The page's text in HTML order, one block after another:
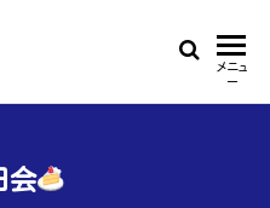
ハ
リ
生
活
メニュ
ー
会